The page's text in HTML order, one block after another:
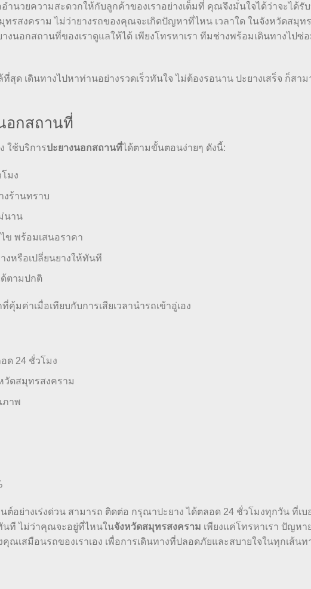
นวยความสะดวกให้กับลูกค้าของเราอย่างเต็มที่ คุณจึงมั่นใจได้ว่าจะได้รั
รสงคราม ไม่ว่ายางรถของคุณจะเกิดปัญหาที่ไหน เวลาใด ในจังหวัดสมุท
นอกสถานที่ของเราดูแลให้ได้ เพียงโทรหาเรา ทีมช่างพร้อมเดินทางไปซ่
สุด เดินทางไปหาท่านอย่างรวดเร็วทันใจ ไม่ต้องรอนาน ปะยางเสร็จ ก็สา
อกสถานที่
ใช้บริการปะยางนอกสถานที่ได้ตามขั้นตอนง่ายๆ ดังนี้:
มง
ร้านทราบ
นาน
ข พร้อมเสนอราคา
งหรือเปลี่ยนยางให้ทันที
ด้ตามปกติ
คุ้มค่าเมื่อเทียบกับการเสียเวลานำรถเข้าอู่เอง
ด 24 ชั่วโมง
ดสมุทรสงคราม
ภาพ
อย่างเร่งด่วน สามารถ ติดต่อ กรุณาปะยาง ได้ตลอด 24 ชั่วโมงทุกวัน ที่เบ
นที ไม่ว่าคุณจะอยู่ที่ไหนในจังหวัดสมุทรสงคราม เพียงแค่โทรหาเรา ปัญหา
เสมือนรถของเราเอง เพื่อการเดินทางที่ปลอดภัยและสบายใจในทุกเส้นท